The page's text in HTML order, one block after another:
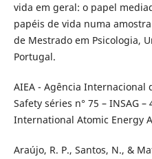
vida em geral: o papel
papéis de vida numa
de Mestrado em Psicologia,
Portugal.
AIEA - Agência Internacional
Safety séries n° 75 – INSAG
International Atomic Energy
Araújo, R. P., Santos, N., &